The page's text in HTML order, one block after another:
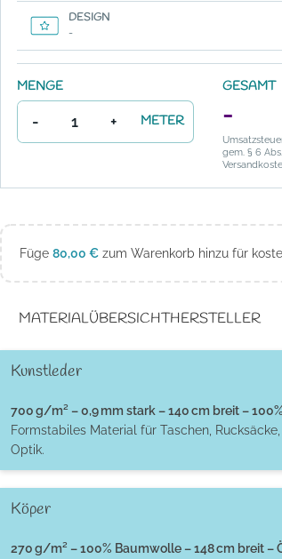
DESIGN
-
MENGE
- + METER
GESAMT
-
gem. § 6
Füge 80,00 € zum Warenkorb hinzu für
MATERIALÜBERSICHTHERSTELLER
Kunstleder
700 g/m² – 0,9 mm stark – 140 cm breit –
Formstabiles Material für Taschen,
Optik.
Köper
270 g/m² – 100% Baumwolle – 148 cm breit –